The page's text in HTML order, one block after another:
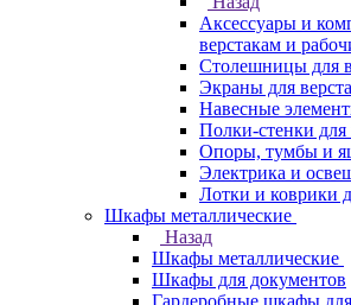
Аксессуары и
верстакам и
Столешницы для
Экраны для
Навесные
Полки-стенки для
Опоры, тумбы и
Электрика и
Лотки и коврики
Шкафы металлические
Назад
Шкафы металлические
Шкафы для документов
Гардеробные шкафы